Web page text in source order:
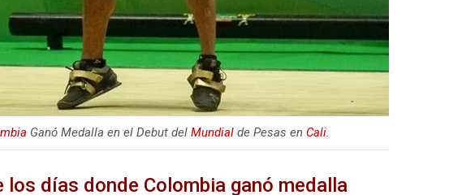
Ganó Medalla en el Debut delMundial de Pesas en Cali.
los días donde Colombia ganó medalla